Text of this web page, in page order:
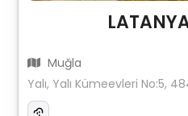
Muğla
Yalı, Yalı Kümeevleri No:5,